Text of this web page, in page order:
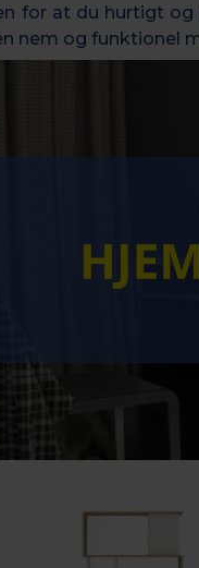
for at du hurtigt
nem og funktionel